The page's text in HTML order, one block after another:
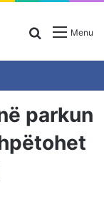
Menu
Search for
parkun